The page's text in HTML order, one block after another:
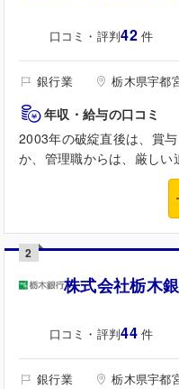
口コミ・評判42 件
銀行業 栃木県宇都
年収・給与の口コミ
2003年の破綻直後は、賞
か、管理職からは、厳しい
2
株式会社栃木
口コミ・評判44 件
銀行業 栃木県宇都